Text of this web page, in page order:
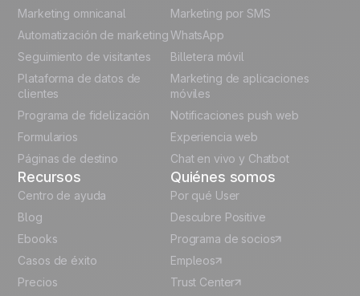
French
Polish
German
Marketing omnicanal
Automatización de marketing
Seguimiento de visitantes
Plataforma de datos de
clientes
Programa de fidelización
Formularios
Páginas de destino
Marketing por SMS
WhatsApp
Billetera móvil
Marketing de aplicaciones
móviles
Notificaciones push web
Experiencia web
Chat en vivo y Chatbot
Recursos
Centro de ayuda
Blog
Ebooks
Casos de éxito
Precios
Quiénes somos
Por qué User
Descubre Positive
Programa de socios
Empleos
Trust Center